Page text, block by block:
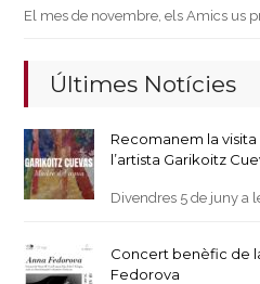
El mes de novembre, els Amics us
Últimes Notícies
Recomanem la
l’artista Garikoitz
Divendres 5 de juny a
Concert benèfic de
Fedorova